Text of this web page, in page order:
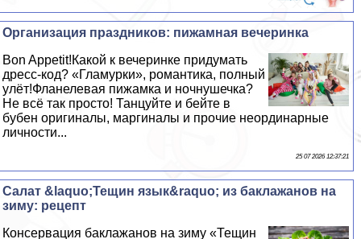
Организация праздников: пижамная вечеринка
Bon Appetit!Какой к вечеринке придумать
дресс-код? «Гламурки», романтика, полный
улёт!Фланелевая пижамка и ночнушечка?
Не всё так просто! Танцуйте и бейте в
бубен оригиналы, маргиналы и прочие неординарные
личности...
25 07 2026 12:37:21
Салат &laquo;Тещин язык&raquo; из баклажанов на
зиму: рецепт
Консервация баклажанов на зиму «Тещин